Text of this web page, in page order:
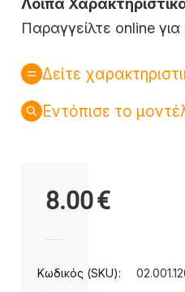
Λοιπά
Παραγγείλτε online
Δείτε
Εντόπισε το
8.00€
Κωδικός (SKU):